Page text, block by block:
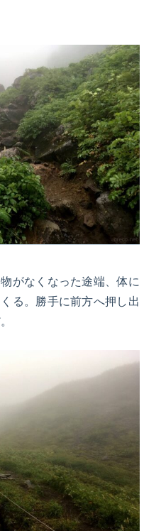
がなくなった途端、体に
る。勝手に前方へ押し出